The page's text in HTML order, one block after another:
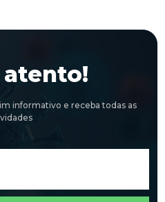
atento!
informativo e receba todas as